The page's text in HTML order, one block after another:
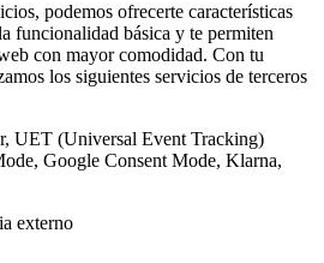
podemos ofrecerte características
funcionalidad básica y te permiten
con mayor comodidad. Con tu
los siguientes servicios de terceros
UET (Universal Event Tracking)
Google Consent Mode, Klarna,
externo